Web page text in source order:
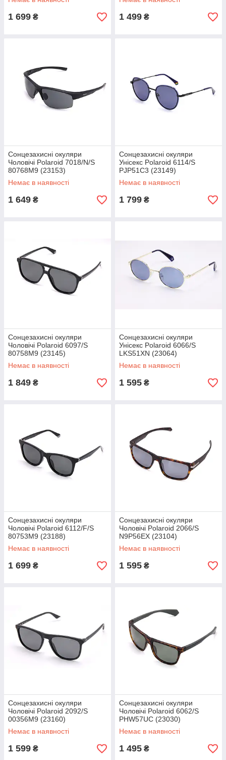
1 699 ₴ 1 499 ₴
Сонцезахисні окуляри
Чоловічі Polaroid 7018/N/S
80768M9 (23153)
Немає в наявності
1 649 ₴
Сонцезахисні окуляри
Унісекс Polaroid 6114/S
PJP51C3 (23149)
Немає в наявності
1 799 ₴
Сонцезахисні окуляри
Чоловічі Polaroid 6097/S
80758M9 (23145)
Немає в наявності
1 849 ₴
Сонцезахисні окуляри
Унісекс Polaroid 6066/S
LKS51XN (23064)
Немає в наявності
1 595 ₴
Сонцезахисні окуляри
Чоловічі Polaroid 6112/F/S
80753M9 (23188)
Немає в наявності
1 699 ₴
Сонцезахисні окуляри
Чоловічі Polaroid 2066/S
N9P56EX (23104)
Немає в наявності
1 595 ₴
Сонцезахисні окуляри
Чоловічі Polaroid 2092/S
00356M9 (23160)
Немає в наявності
1 599 ₴
Сонцезахисні окуляри
Чоловічі Polaroid 6062/S
PHW57UC (23030)
Немає в наявності
1 495 ₴